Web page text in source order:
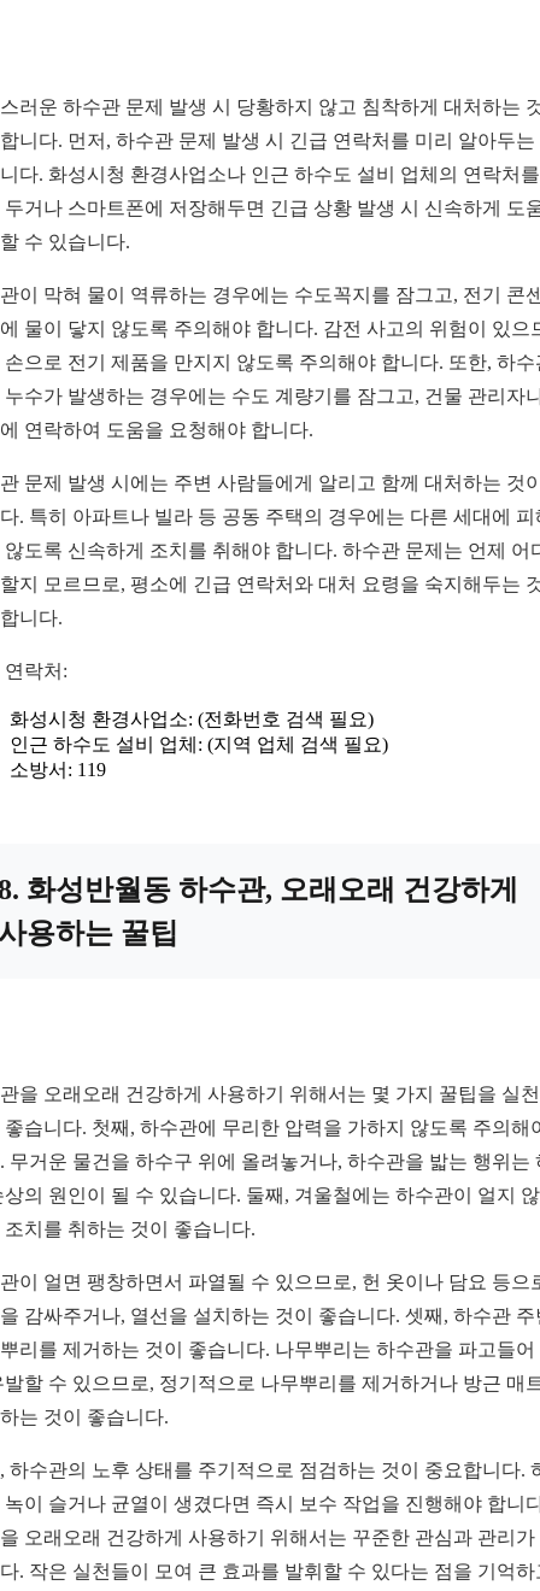
러운 하수관 문제 발생 시 당황하지 않고 침착하게 대처하는
니다. 먼저, 하수관 문제 발생 시 긴급 연락처를 미리 알아두는
다. 화성시청 환경사업소나 인근 하수도 설비 업체의 연락처
두거나 스마트폰에 저장해두면 긴급 상황 발생 시 신속하게 도
수 있습니다.
이 막혀 물이 역류하는 경우에는 수도꼭지를 잠그고, 전기 콘
물이 닿지 않도록 주의해야 합니다. 감전 사고의 위험이 있으
손으로 전기 제품을 만지지 않도록 주의해야 합니다. 또한, 하수
누수가 발생하는 경우에는 수도 계량기를 잠그고, 건물 관리자
연락하여 도움을 요청해야 합니다.
문제 발생 시에는 주변 사람들에게 알리고 함께 대처하는 것
. 특히 아파트나 빌라 등 공동 주택의 경우에는 다른 세대에 피
않도록 신속하게 조치를 취해야 합니다. 하수관 문제는 언제 어
지 모르므로, 평소에 긴급 연락처와 대처 요령을 숙지해두는
니다.
연락처:
화성시청 환경사업소: (전화번호 검색 필요)
인근 하수도 설비 업체: (지역 업체 검색 필요)
소방서: 119
화성반월동 하수관, 오래오래 건강하게
용하는 꿀팁
을 오래오래 건강하게 사용하기 위해서는 몇 가지 꿀팁을 실
좋습니다. 첫째, 하수관에 무리한 압력을 가하지 않도록 주의해
무거운 물건을 하수구 위에 올려놓거나, 하수관을 밟는 행위는
상의 원인이 될 수 있습니다. 둘째, 겨울철에는 하수관이 얼지
조치를 취하는 것이 좋습니다.
이 얼면 팽창하면서 파열될 수 있으므로, 헌 옷이나 담요 등으
감싸주거나, 열선을 설치하는 것이 좋습니다. 셋째, 하수관 주
리를 제거하는 것이 좋습니다. 나무뿌리는 하수관을 파고들어
발할 수 있으므로, 정기적으로 나무뿌리를 제거하거나 방근 매
는 것이 좋습니다.
하수관의 노후 상태를 주기적으로 점검하는 것이 중요합니다.
녹이 슬거나 균열이 생겼다면 즉시 보수 작업을 진행해야 합니
오래오래 건강하게 사용하기 위해서는 꾸준한 관심과 관리가
. 작은 실천들이 모여 큰 효과를 발휘할 수 있다는 점을 기억하